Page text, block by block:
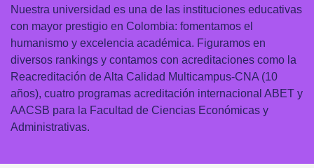
Nuestra universidad es una de las instituciones educativas
con mayor prestigio en Colombia: fomentamos el
humanismo y excelencia académica. Figuramos en
diversos rankings y contamos con acreditaciones como la
Reacreditación de Alta Calidad Multicampus-CNA (10
años), cuatro programas acreditación internacional ABET y
AACSB para la Facultad de Ciencias Económicas y
Administrativas.